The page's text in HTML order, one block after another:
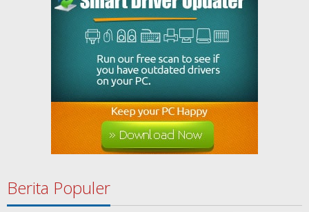
Berita Populer